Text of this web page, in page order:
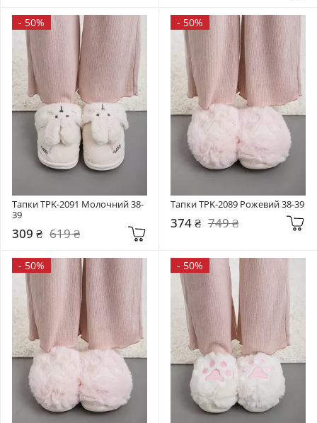
- 50%
Тапки TPK-2091 Молочний 38-
39
309 ₴ 619 ₴
- 50%
Тапки TPK-2089 Рожевий 38-39
374 ₴ 749 ₴
- 50% - 50%